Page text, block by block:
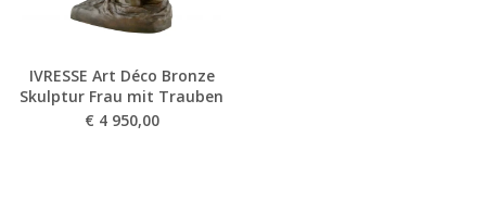
IVRESSE Art Déco Bronze
Skulptur Frau mit Trauben
€ 4 950,00